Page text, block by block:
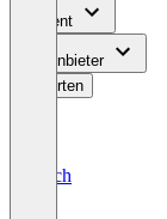
Content
Für Anbieter
Bewerten
Deutsch